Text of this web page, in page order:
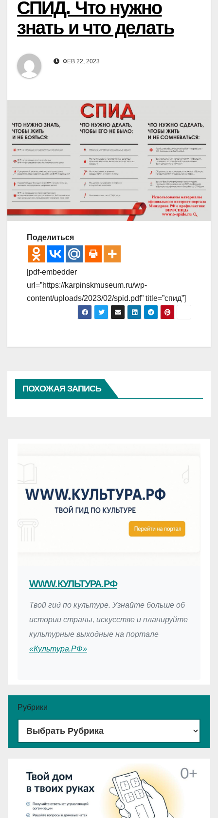
WWW.КУЛЬТУРА.РФ
Твой гид по культуре. Узнайте больше об
истории страны, искусстве и планируйте
культурные выходные на портале
«Культура.РФ»
Рубрики
СПИД. Что нужно
знать и что делать
ФЕВ 22, 2023
Поделиться
[pdf-embedder
url=”https://karpinskmuseum.ru/wp-
content/uploads/2023/02/spid.pdf” title=”спид”]
ПОХОЖАЯ ЗАПИСЬ